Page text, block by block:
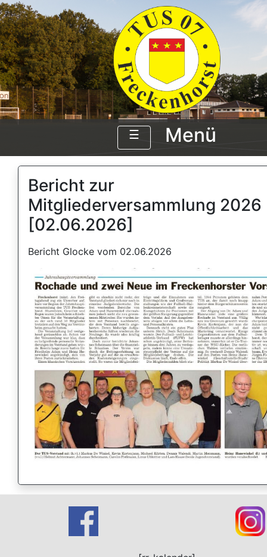
☰ Menü
Bericht zur
Mitgliederversammlung 2026
[02.06.2026]
Bericht Glocke vom 02.06.2026